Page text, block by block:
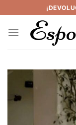
al
contenido